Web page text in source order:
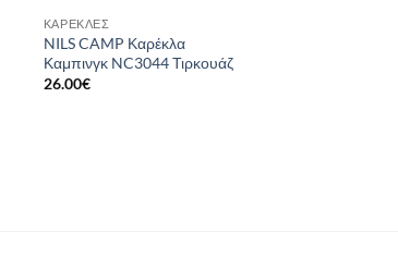
ΚΑΡΈΚΛΕΣ
NILS CAMP Καρέκλα
Καμπινγκ NC3044 Τιρκουάζ
26.00€